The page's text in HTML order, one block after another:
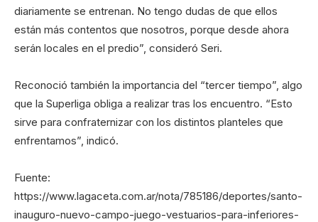
diariamente se entrenan. No tengo dudas de que ellos
están más contentos que nosotros, porque desde ahora
serán locales en el predio”, consideró Seri.
Reconoció también la importancia del “tercer tiempo”, algo
que la Superliga obliga a realizar tras los encuentro. “Esto
sirve para confraternizar con los distintos planteles que
enfrentamos”, indicó.
Fuente:
https://www.lagaceta.com.ar/nota/785186/deportes/santo-
inauguro-nuevo-campo-juego-vestuarios-para-inferiores-